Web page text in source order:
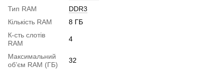
Тип RAM
DDR3
Кількість RAM
8 ГБ
К-сть слотів
RAM
4
Максимальний
об’єм RAM (ГБ)
32